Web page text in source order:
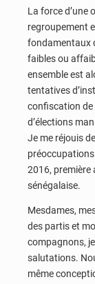
La force d’une
regroupement
fondamentaux
faibles ou
ensemble est
tentatives
confiscation de
d’élections
Je me réjouis
2016, première
sénégalaise.
Mesdames,
des partis et
compagnons,
salutations.
même